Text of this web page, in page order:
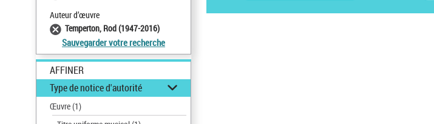
Auteur d’œuvre
Temperton, Rod (1947-2016)
Sauvegarder votre recherche
AFFINER
Type de notice d'autorité
Œuvre(1)